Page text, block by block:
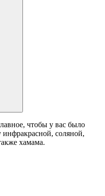
чтобы у вас было
соляной,
хамама.